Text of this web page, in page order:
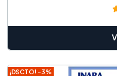
¡DSCTO! -3%